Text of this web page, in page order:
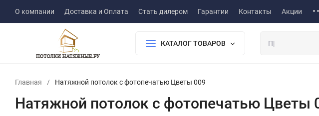
О компании Доставка и Оплата Стать дилером Гарантии Контакты Акции
КАТАЛОГ ТОВАРОВ
Главная / Натяжной потолок с фотопечатью Цветы 009
Натяжной потолок с фотопечатью Цветы